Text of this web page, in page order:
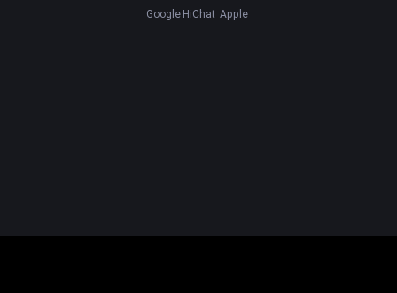
Google HiChat Apple